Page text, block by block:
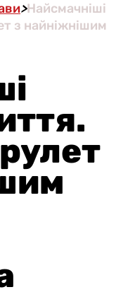
>Найсмачніші
з найніжнішим